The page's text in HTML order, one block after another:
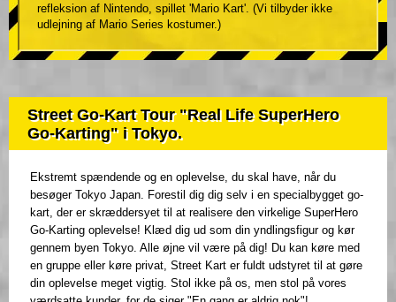
refleksion af Nintendo, spillet 'Mario Kart'. (Vi tilbyder ikke
udlejning af Mario Series kostumer.)
Street Go-Kart Tour "Real Life SuperHero
Go-Karting" i Tokyo.
Ekstremt spændende og en oplevelse, du skal have, når du
besøger Tokyo Japan. Forestil dig dig selv i en specialbygget go-
kart, der er skræddersyet til at realisere den virkelige SuperHero
Go-Karting oplevelse! Klæd dig ud som din yndlingsfigur og kør
gennem byen Tokyo. Alle øjne vil være på dig! Du kan køre med
en gruppe eller køre privat, Street Kart er fuldt udstyret til at gøre
din oplevelse meget vigtig. Stol ikke på os, men stol på vores